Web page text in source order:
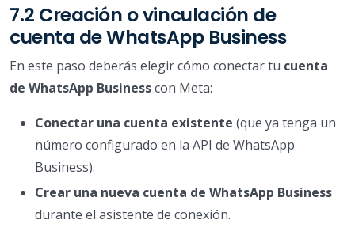
7.2 Creación o vinculación de
cuenta de WhatsApp Business
En este paso deberás elegir cómo conectar tu cuenta
de WhatsApp Businesscon Meta:
Conectar una cuenta existente (que ya tenga un
número configurado en la API de WhatsApp
Business).
Crear una nueva cuenta de WhatsApp Business
durante el asistente de conexión.